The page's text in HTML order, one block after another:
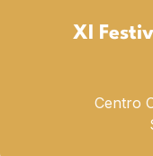
XI
Centro